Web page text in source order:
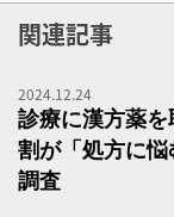
関連記事
2024.12.24
診療に漢方薬
割が「処方に
調査